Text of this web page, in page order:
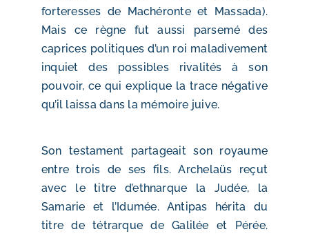
forteresses de Machéronte et Massada).
Mais ce règne fut aussi parsemé des
caprices politiques d’un roi maladivement
inquiet des possibles rivalités à son
pouvoir, ce qui explique la trace négative
qu’il laissa dans la mémoire juive.
Son testament partageait son royaume
entre trois de ses fils. Archelaüs reçut
avec le titre d’ethnarque la Judée, la
Samarie et l’Idumée. Antipas hérita du
titre de tétrarque de Galilée et Pérée.